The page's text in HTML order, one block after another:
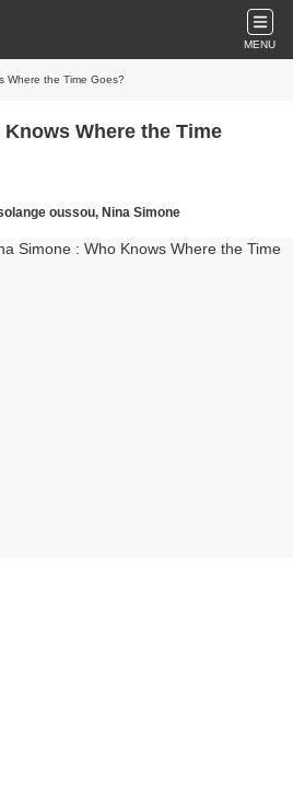
MENU
Where the Time Goes?
Where the Time
oussou, Nina Simone